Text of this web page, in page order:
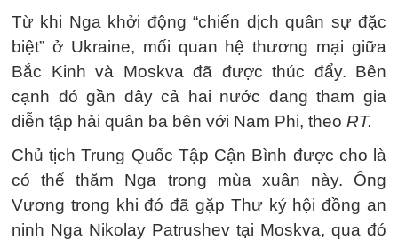
Từ khi Nga khởi động “chiến dịch quân sự đặc
biệt” ở Ukraine, mối quan hệ thương mại giữa
Bắc Kinh và Moskva đã được thúc đẩy. Bên
cạnh đó gần đây cả hai nước đang tham gia
diễn tập hải quân ba bên với Nam Phi, theo RT.
Chủ tịch Trung Quốc Tập Cận Bình được cho là
có thể thăm Nga trong mùa xuân này. Ông
Vương trong khi đó đã gặp Thư ký hội đồng an
ninh Nga Nikolay Patrushev tại Moskva, qua đó